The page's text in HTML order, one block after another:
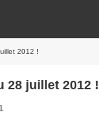
2012 !
28 juillet 2012 !